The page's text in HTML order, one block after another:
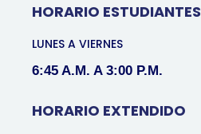
HORARIO ESTUDIANTES
LUNES A VIERNES
6:45 A.M. A 3:00 P.M.
HORARIO EXTENDIDO